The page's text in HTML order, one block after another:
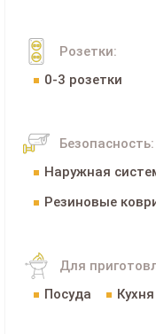
Розетки:
0-3 розетки
Безопасность:
Наружная
Резиновые
Для
Посуда